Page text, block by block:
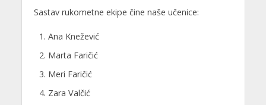
Sastav rukometne ekipe čine naše učenice:
Ana Knežević
Marta Faričić
Meri Faričić
Zara Valčić